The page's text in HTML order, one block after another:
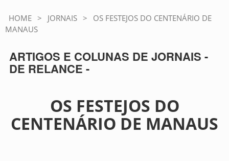
HOME > JORNAIS >
OS FESTEJOS DO CENTENÁRIO DE
MANAUS
ARTIGOS E COLUNAS DE JORNAIS -
DE RELANCE -
OS FESTEJOS DO
CENTENÁRIO DE MANAUS